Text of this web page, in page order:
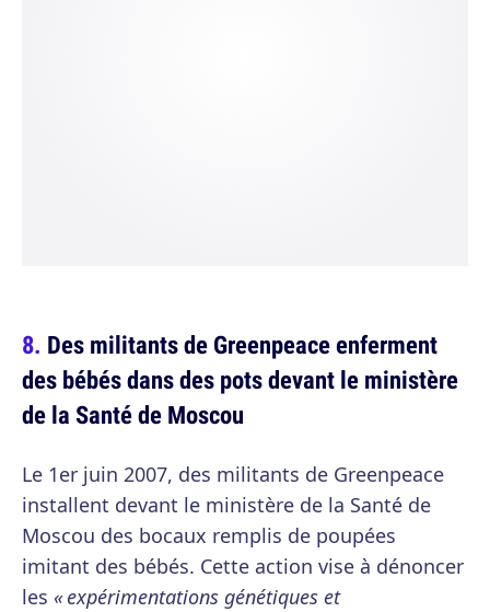
Des militants de Greenpeace enferment
des bébés dans des pots devant le ministère
de la Santé de Moscou
Le 1er juin 2007, des militants de Greenpeace
installent devant le ministère de la Santé de
Moscou des bocaux remplis de poupées
imitant des bébés. Cette action vise à dénoncer
les « expérimentations génétiques et